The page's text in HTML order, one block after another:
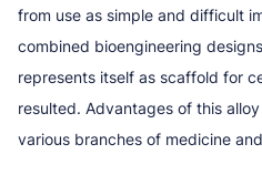
from use as simple and difficult
combined bioengineering
represents itself as scaffold for
resulted. Advantages of this
various branches of medicine